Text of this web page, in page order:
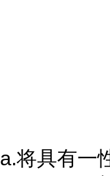
a.将具有一